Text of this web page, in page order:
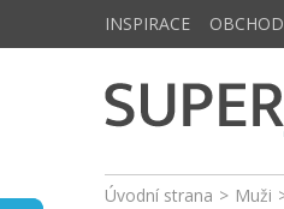
Úvodní strana > Muži
INSPIRACE